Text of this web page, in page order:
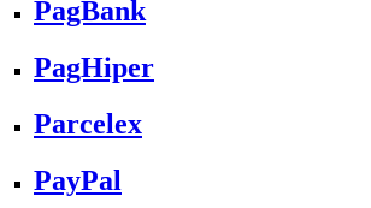
PagBank
PagHiper
Parcelex
PayPal